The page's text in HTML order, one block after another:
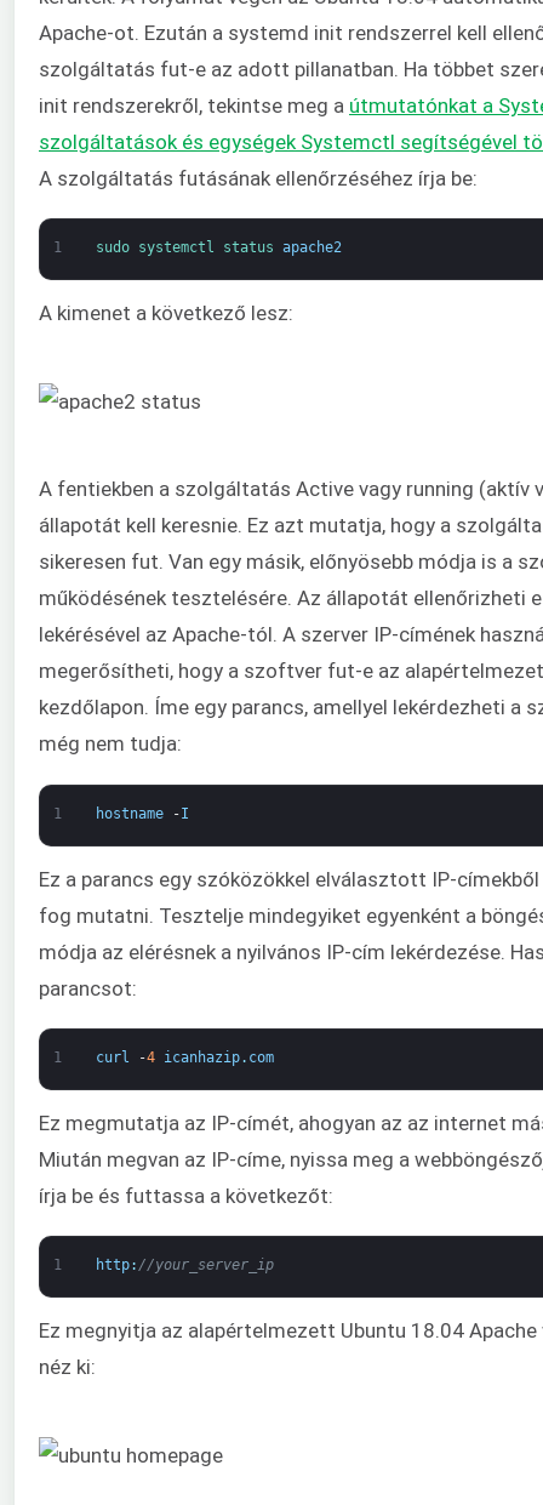
Apache-ot. Ezután a systemd init rendszerrel kell
szolgáltatás fut-e az adott pillanatban. Ha többet
init rendszerekről, tekintse meg a útmutatónkat a
szolgáltatások és egységek Systemctl segítségével
A szolgáltatás futásának ellenőrzéséhez írja be:
1 sudo systemctl status apache2
A kimenet a következő lesz:
A fentiekben a szolgáltatás Active vagy running (aktív
állapotát kell keresnie. Ez azt mutatja, hogy a
sikeresen fut. Van egy másik, előnyösebb módja is a
működésének tesztelésére. Az állapotát ellenőrizheti
lekérésével az Apache-tól. A szerver IP-címének
megerősítheti, hogy a szoftver fut-e az
kezdőlapon. Íme egy parancs, amellyel lekérdezheti a
még nem tudja:
1 hostname -I
Ez a parancs egy szóközökkel elválasztott IP-
fog mutatni. Tesztelje mindegyiket egyenként a
módja az elérésnek a nyilvános IP-cím lekérdezése.
parancsot:
1 curl -4 icanhazip. com
Ez megmutatja az IP-címét, ahogyan az az internet
Miután megvan az IP-címe, nyissa meg a
írja be és futtassa a következőt:
1 http: //your_server_ip
Ez megnyitja az alapértelmezett Ubuntu 18.04
néz ki: